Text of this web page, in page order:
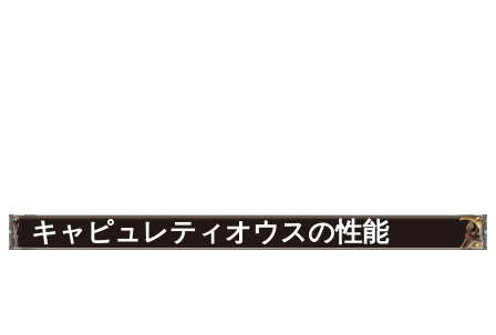
キャピュレティオウスの性能